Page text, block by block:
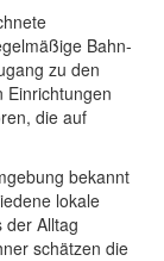
Bahn-
zu den
Einrichtungen
die auf
bekannt
lokale
der Alltag
schätzen die